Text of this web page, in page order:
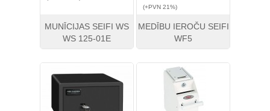
MUNĪCIJAS SEIFI WS
WS 125-01E
Skatīt Pirkt
(+PVN 21%)
MEDĪBU IEROČU SEIFI
WF5
Skatīt Pirkt